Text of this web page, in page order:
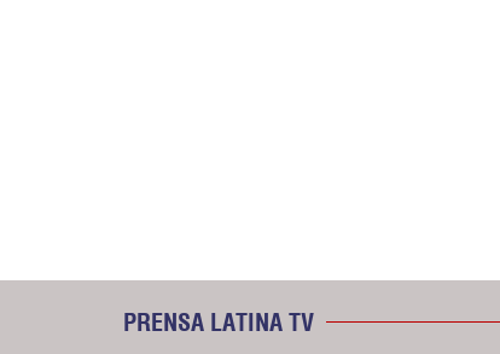
PRENSA LATINA TV